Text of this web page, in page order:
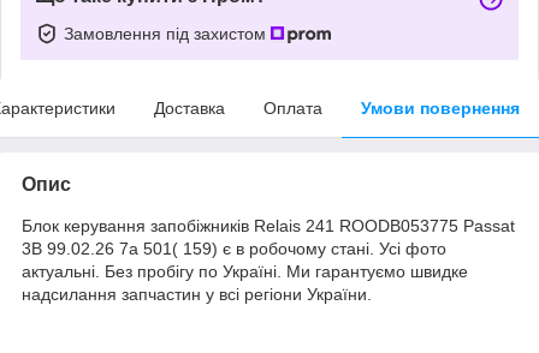
Замовлення під захистом
Доставка Оплата Умови повернення
Опис
Блок керування запобіжників Relais 241 ROODB053775 Passat
3B 99.02.26 7a 501( 159) є в робочому стані. Усі фото
актуальні. Без пробігу по Україні. Ми гарантуємо швидке
надсилання запчастин у всі регіони України.